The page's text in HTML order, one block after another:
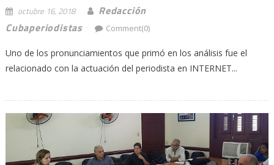
octubre 16, 2018
Redacción
Cubaperiodistas
Comment(0)
Uno de los pronunciamientos que primó en los análisis fue el
relacionado con la actuación del periodista en INTERNET...